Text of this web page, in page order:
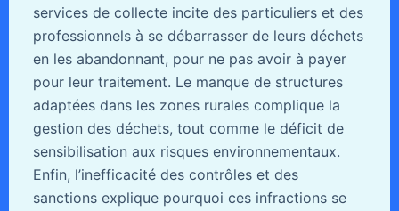
services de collecte incite des particuliers et des
professionnels à se débarrasser de leurs déchets
en les abandonnant, pour ne pas avoir à payer
pour leur traitement. Le manque de structures
adaptées dans les zones rurales complique la
gestion des déchets, tout comme le déficit de
sensibilisation aux risques environnementaux.
Enfin, l’inefficacité des contrôles et des
sanctions explique pourquoi ces infractions se